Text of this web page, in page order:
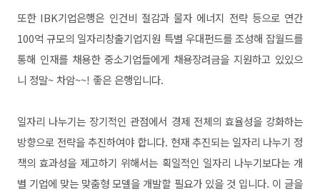
또한 IBK기업은행은 인건비 절감과 물자 에너지 전략 등으로 연간
100억 규모의 일자리창출기업지원 특별 우대펀드를 조성해 잡월드를
통해 인재를 채용한 중소기업들에게 채용장려금을 지원하고 있있으
니 정말~ 차암~~! 좋은 은행입니다.
일자리 나누기는 장기적인 관점에서 경제 전체의 효율성을 강화하는
방향으로 전략을 추진하여야 합니다. 현재 추진되는 일자리 나누기 정
책의 효과성을 제고하기 위해서는 획일적인 일자리 나누기보다는 개
별 기업에 맞는 맞춤형 모델을 개발할 필요가 있을 것 입니다. 이 글을